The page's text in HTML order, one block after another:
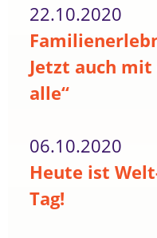
22.10.2020
Jetzt auch
alle“
06.10.2020
Heute ist
Tag!